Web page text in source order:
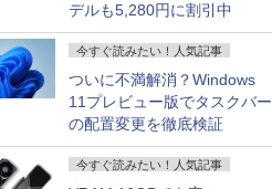
デルも5,280円に割引中
今すぐ読みたい！人気記事
ついに不満解消？Windows
11プレビュー版でタスクバー
の配置変更を徹底検証
今すぐ読みたい！人気記事